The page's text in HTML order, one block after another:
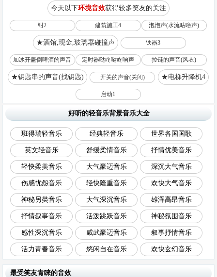
今天以下环境音效获得较多笑友的关注
钳2 建筑施工4 泡泡声(水流咕噜声)
★酒馆,现金,玻璃器碰撞声 铁器3
加冰开盖倒啤酒的声音 定时器哒咚哒咚响声 拉链的声音(风衣)
★钥匙串的声音(找钥匙) 开关的声音(关闭) ★电梯升降机4
启动1
好听的轻音乐背景音乐大全
班得瑞轻音乐 经典轻音乐 世界各国国歌
英文轻音乐 舒缓柔情音乐 抒情优美音乐
轻快柔美音乐 大气豪迈音乐 深沉大气音乐
伤感忧怨音乐 轻快隆重音乐 欢快大气音乐
神秘另类音乐 大气深沉音乐 雄浑高昂音乐
抒情叙事音乐 活泼跳跃音乐 神秘氛围音乐
感性深沉音乐 威武豪迈音乐 叙事抒情音乐
活力青春音乐 悠闲自在音乐 欢快玄幻音乐
最受笑友青睐的音效